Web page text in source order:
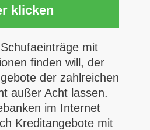
klicken
mit
finden will, der
der zahlreichen
außer Acht lassen.
im Internet
Kreditangebote mit